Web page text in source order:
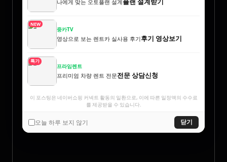
나에게 맞는 오토플랜 설계
NEW
중카TV
영상으로 보는 렌트카 실사용 후기후기 영상보기
특가
프라임렌트
프리미엄 차량 렌트 전문전문 상담신청
이 포스팅은 네이버쇼핑 커넥트 활동의 일환으로, 이에 따른 일정액의 수수료
를 제공받을 수 있습니다.
오늘 하루 보지 않기 닫기